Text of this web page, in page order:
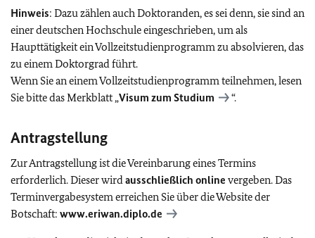
Hinweis: Dazu zählen auch Doktoranden, es sei denn, sie sind an
einer deutschen Hochschule eingeschrieben, um als
Haupttätigkeit ein Vollzeitstudienprogramm zu absolvieren, das
zu einem Doktorgrad führt.
Wenn Sie an einem Vollzeitstudienprogramm teilnehmen, lesen
Sie bitte das Merkblatt „Visum zum Studium “.
Antragstellung
Zur Antragstellung ist die Vereinbarung eines Termins
erforderlich. Dieser wirdausschließlich online vergeben. Das
Terminvergabesystem erreichen Sie über die Website der
Botschaft: www.eriwan.diplo.de